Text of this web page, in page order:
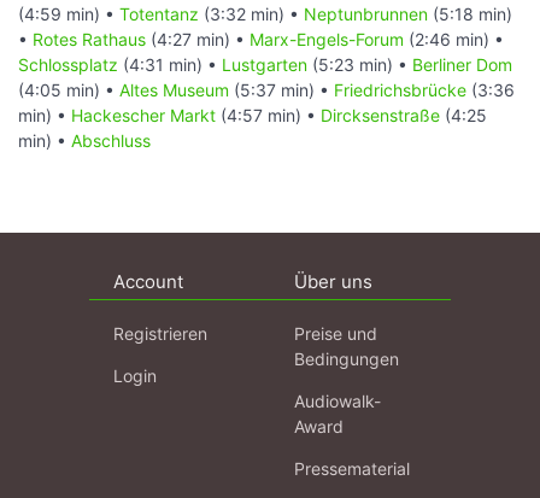
(4:59 min) • Totentanz (3:32 min) • Neptunbrunnen (5:18 min)
• Rotes Rathaus (4:27 min) • Marx-Engels-Forum (2:46 min) •
Schlossplatz (4:31 min) • Lustgarten (5:23 min) • Berliner Dom
(4:05 min) • Altes Museum (5:37 min) • Friedrichsbrücke (3:36
min) • Hackescher Markt (4:57 min) • Dircksenstraße (4:25
min) • Abschluss
Account
Registrieren
Login
Über uns
Preise und
Bedingungen
Audiowalk-
Award
Pressematerial